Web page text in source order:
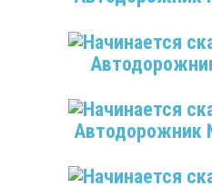
Автодорожник